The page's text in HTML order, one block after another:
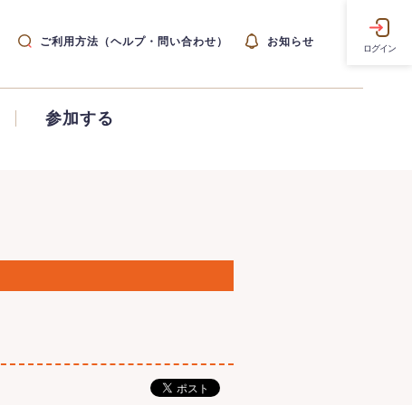
ご利用方法（ヘルプ・問い合わせ） お知らせ
ログイン
参加する